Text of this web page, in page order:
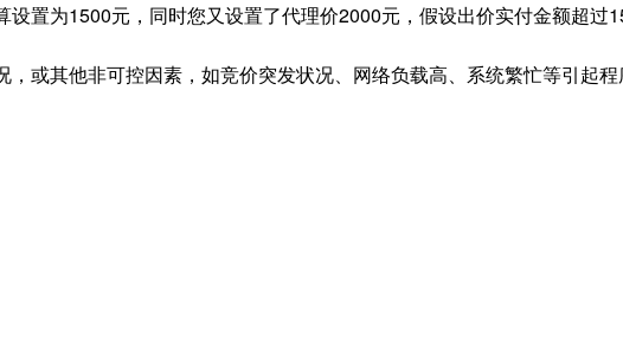
置为1500元，同时您又设置了代理价2000元，假设出价实付金额超过
或其他非可控因素，如竞价突发状况、网络负载高、系统繁忙等引起